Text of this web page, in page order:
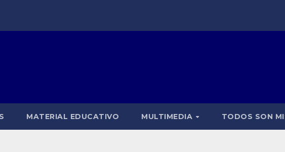
MATERIAL EDUCATIVO MULTIMEDIA TODOS SON